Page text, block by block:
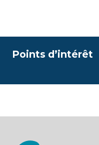
Points d’intérêt